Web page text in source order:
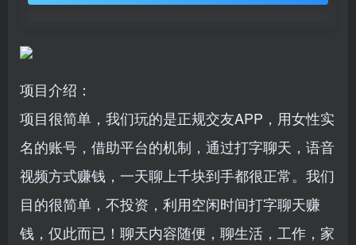
项目介绍：
项目很简单，我们玩的是正规交友APP，用女性实
名的账号，借助平台的机制，通过打字聊天，语音
视频方式赚钱，一天聊上千块到手都很正常。我们
目的很简单，不投资，利用空闲时间打字聊天赚
钱，仅此而已！聊天内容随便，聊生活，工作，家